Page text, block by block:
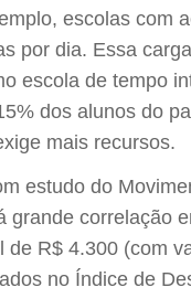
escolas com
por dia. Essa
escola de tempo
dos alunos do
mais recursos.
estudo do
grande correlação
de R$ 4.300 (com
no Índice de